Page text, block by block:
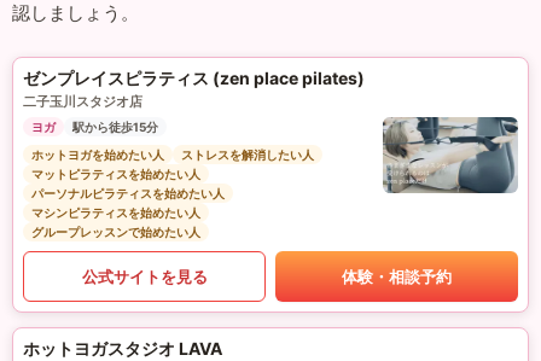
認しましょう。
ゼンプレイスピラティス (zen place pilates)
二子玉川スタジオ店
ヨガ
駅から徒歩15分
ホットヨガを始めたい人
ストレスを解消したい人
マットピラティスを始めたい人
パーソナルピラティスを始めたい人
マシンピラティスを始めたい人
グループレッスンで始めたい人
公式サイトを見る 体験・相談予約
ホットヨガスタジオ LAVA